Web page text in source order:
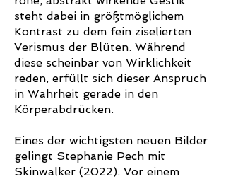
steht dabei in größtmöglichem
Kontrast zu dem fein ziselierten
Verismus der Blüten. Während
diese scheinbar von Wirklichkeit
reden, erfüllt sich dieser Anspruch
in Wahrheit gerade in den
Körperabdrücken.
Eines der wichtigsten neuen Bilder
gelingt Stephanie Pech mit
Skinwalker (2022). Vor einem